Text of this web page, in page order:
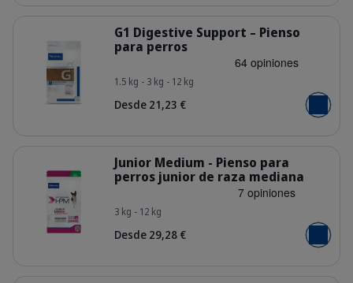
Bag_HPM-
G1 Digestive Support – Pienso
para perros
1.5 kg - 3 kg - 12 kg
Desde 21,23 € Añadir
Junior Medium - Pienso para
perros junior de raza mediana
3 kg - 12 kg
Desde 29,28 € Añadir